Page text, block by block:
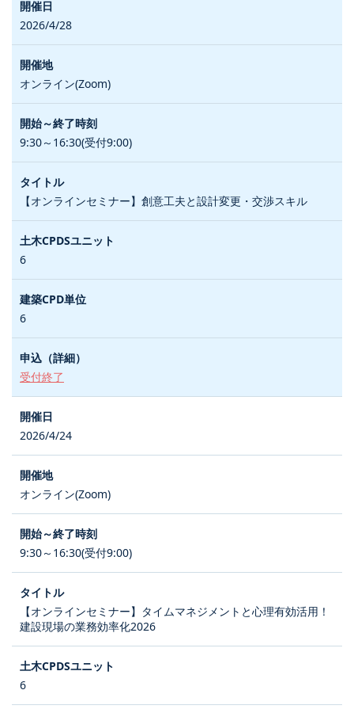
2026/4/28
オンライン(Zoom)
9:30～16:30(受付9:00)
【オンラインセミナー】創意工夫と設計変更・交渉スキル
6
6
受付終了
2026/4/24
オンライン(Zoom)
9:30～16:30(受付9:00)
【オンラインセミナー】タイムマネジメントと心理有効活用！
建設現場の業務効率化2026
6